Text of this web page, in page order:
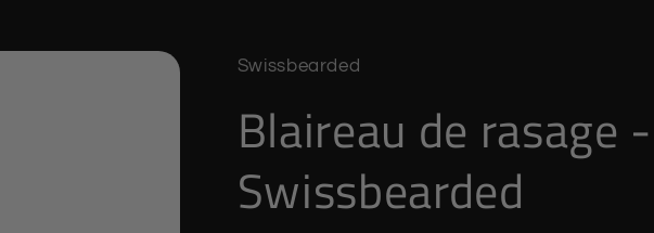
Swissbearded
Blaireau de rasage -
Swissbearded